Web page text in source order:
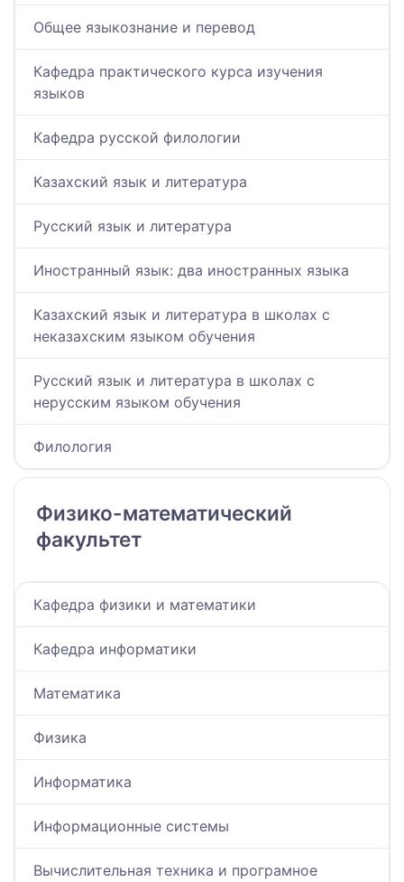
Общее языкознание и перевод
Кафедра практического курса изучения
языков
Кафедра русской филологии
Казахский язык и литература
Русский язык и литература
Иностранный язык: два иностранных языка
Казахский язык и литература в школах с
неказахским языком обучения
Русский язык и литература в школах с
нерусским языком обучения
Филология
Физико-математический
факультет
Кафедра физики и математики
Кафедра информатики
Математика
Физика
Информатика
Информационные системы
Вычислительная техника и програмное